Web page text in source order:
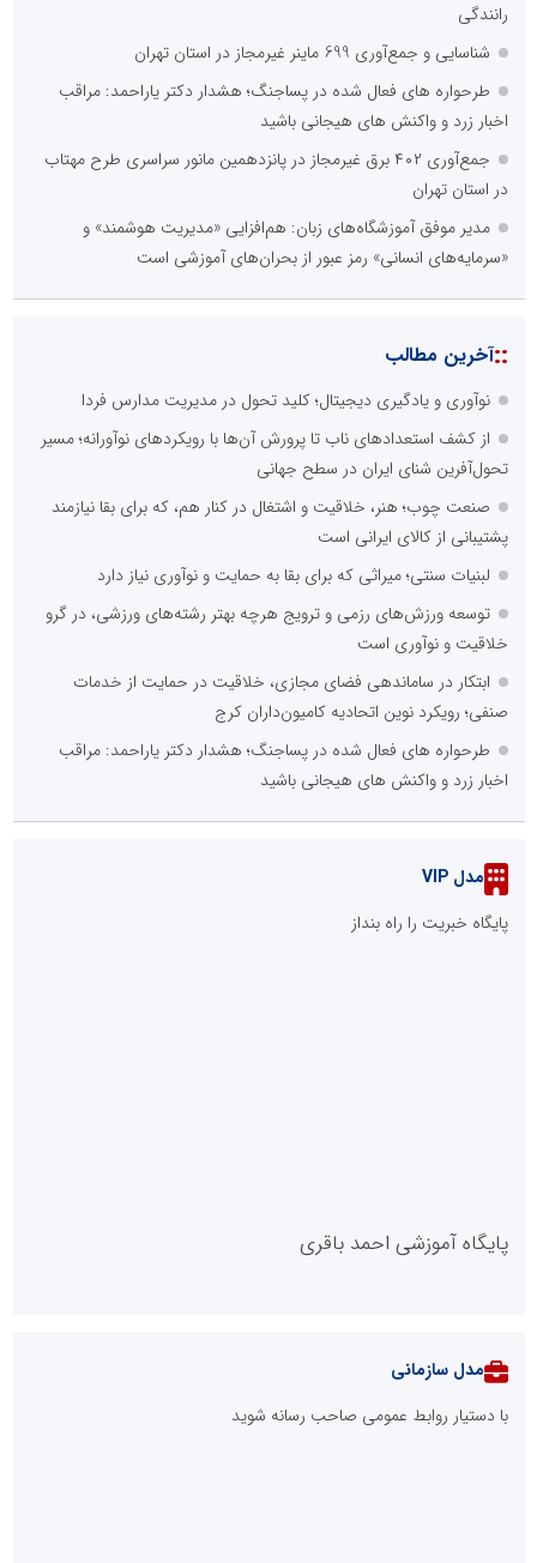
رانندگی
شناسایی و جمع‌آوری 699 ماینر غیرمجاز در استان تهران
طرحواره های فعال شده در پساجنگ؛ هشدار دکتر یاراحمد: مراقب
اخبار زرد و واکنش های هیجانی باشید
جمع‌آوری ۴۰۲ برق غیرمجاز در پانزدهمین مانور سراسری طرح مهتاب
در استان تهران
مدیر موفق آموزشگاه‌های زبان: هم‌افزایی «مدیریت هوشمند» و
«سرمایه‌های انسانی» رمز عبور از بحران‌های آموزشی است
::آخرین مطالب
نوآوری و یادگیری دیجیتال؛ کلید تحول در مدیریت مدارس فردا
از کشف استعدادهای ناب تا پرورش آن‌ها با رویکردهای نوآورانه؛ مسیر
تحول‌آفرین شنای ایران در سطح جهانی
صنعت چوب؛ هنر، خلاقیت و اشتغال در کنار هم، که برای بقا نیازمند
پشتیبانی از کالای ایرانی است
لبنیات سنتی؛ میراثی که برای بقا به حمایت و نوآوری نیاز دارد
توسعه ورزش‌های رزمی و ترویج هرچه بهتر رشته‌های ورزشی، در گرو
خلاقیت و نوآوری است
ابتکار در ساماندهی فضای مجازی، خلاقیت در حمایت از خدمات
صنفی؛ رویکرد نوین اتحادیه کامیون‌داران کرج
طرحواره های فعال شده در پساجنگ؛ هشدار دکتر یاراحمد: مراقب
اخبار زرد و واکنش های هیجانی باشید
مدل VIP
پایگاه خبریت را راه بنداز
پایگاه آموزشی احمد باقری
مدل سازمانی
با دستیار روابط عمومی صاحب رسانه شوید